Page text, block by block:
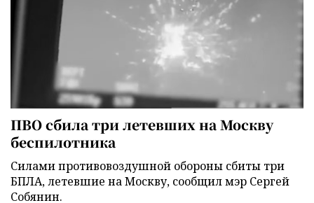
ПВО сбила три летевших на Москву
беспилотника
Силами противовоздушной обороны сбиты три
БПЛА, летевшие на Москву, сообщил мэр Сергей
Собянин.